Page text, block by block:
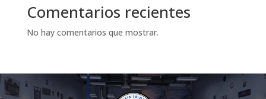
Comentarios recientes
No hay comentarios que mostrar.